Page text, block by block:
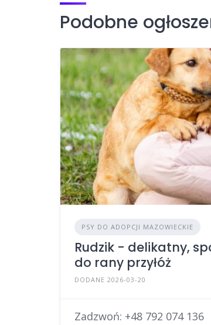
Podobne
PSY DO ADOPCJI MAZOWIECKIE
Rudzik - delikatny,
do rany przyłóż
DODANE 2026-03-20
Zadzwoń: +48 792 074 136